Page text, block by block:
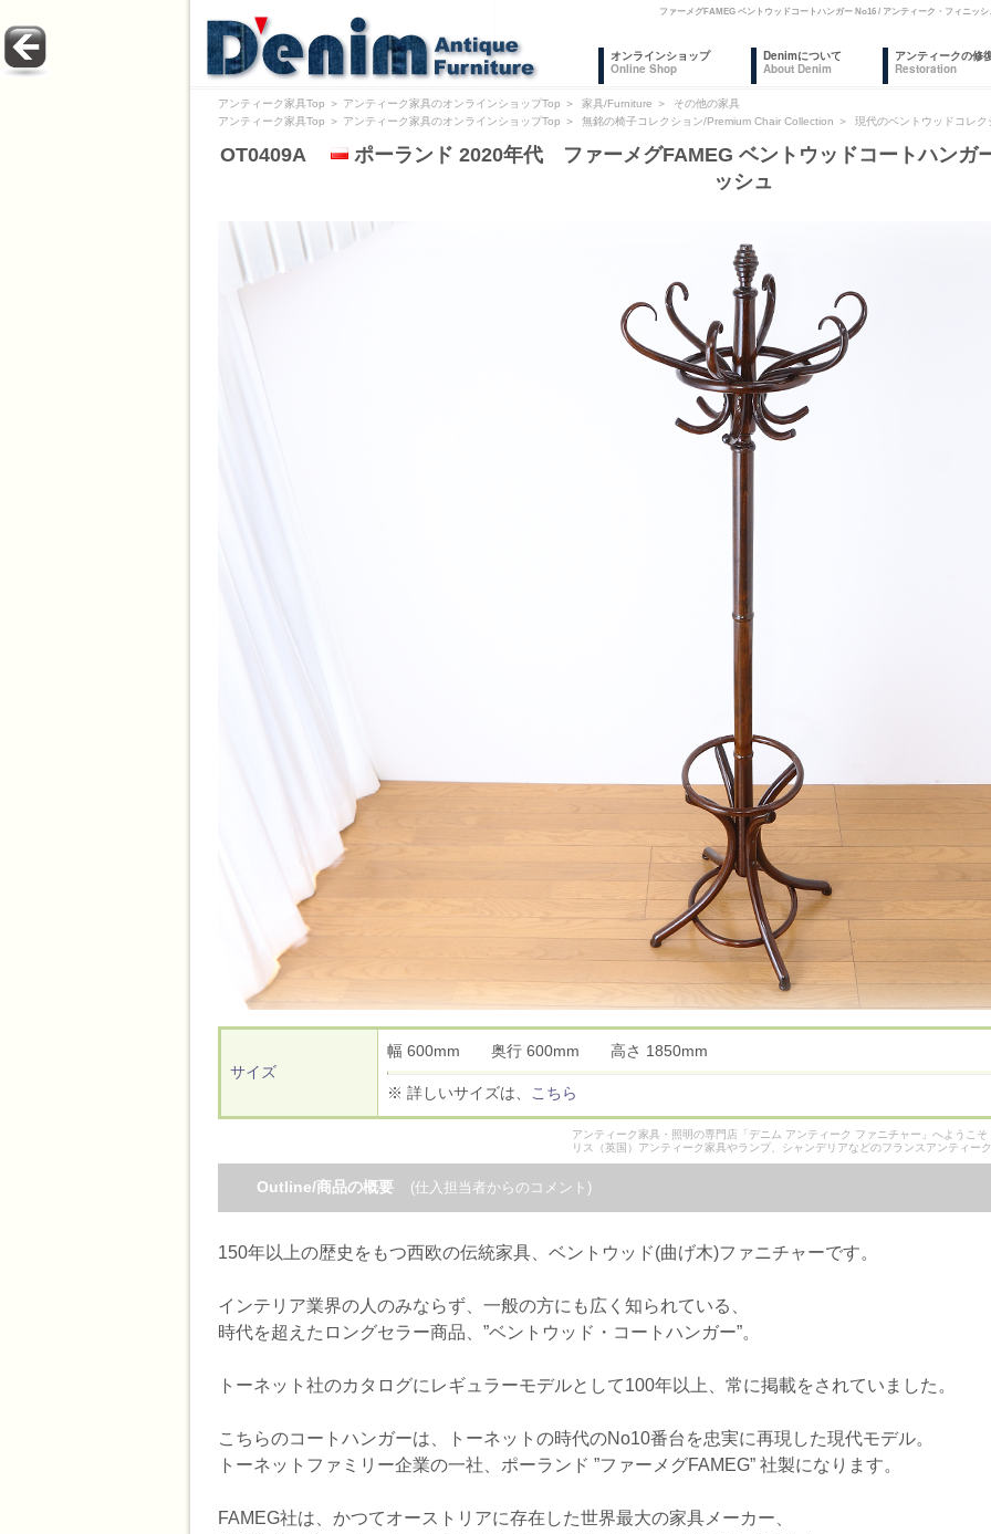
ファーメグFAMEG ベントウッドコートハンガー No16 / アンティーク・フィニ
オンラインショップ
Online Shop
Denimについて
About Denim
アンティークの修
Restoration
アンティーク家具Top ＞ アンティーク家具のオンラインショップTop ＞ 家具/Furniture ＞
その他の家具
アンティーク家具Top ＞ アンティーク家具のオンラインショップTop ＞ 無銘の椅子コレクション/Premium Chair Collection ＞ 現代のベントウッドコレク
OT0409A
ポーランド 2020年代 ファーメグFAMEG ベントウッドコートハンガ
ッシュ
サイズ
幅 600mm 奥行 600mm 高さ 1850mm
※ 詳しいサイズは、 こちら
アンティーク家具・照明の専門店「デニム アンティーク ファニチャー」へようこ
リス（英国）アンティーク家具やランプ、シャンデリアなどのフランスアンティー
Outline/商品の概要 (仕入担当者からのコメント)
150年以上の歴史をもつ西欧の伝統家具、ベントウッド(曲げ木)ファニチャーです。
インテリア業界の人のみならず、一般の方にも広く知られている、
時代を超えたロングセラー商品、”ベントウッド・コートハンガー”。
トーネット社のカタログにレギュラーモデルとして100年以上、常に掲載をされていました。
こちらのコートハンガーは、トーネットの時代のNo10番台を忠実に再現した現代モデル。
トーネットファミリー企業の一社、ポーランド ”ファーメグFAMEG” 社製になります。
FAMEG社は、かつてオーストリアに存在した世界最大の家具メーカー、